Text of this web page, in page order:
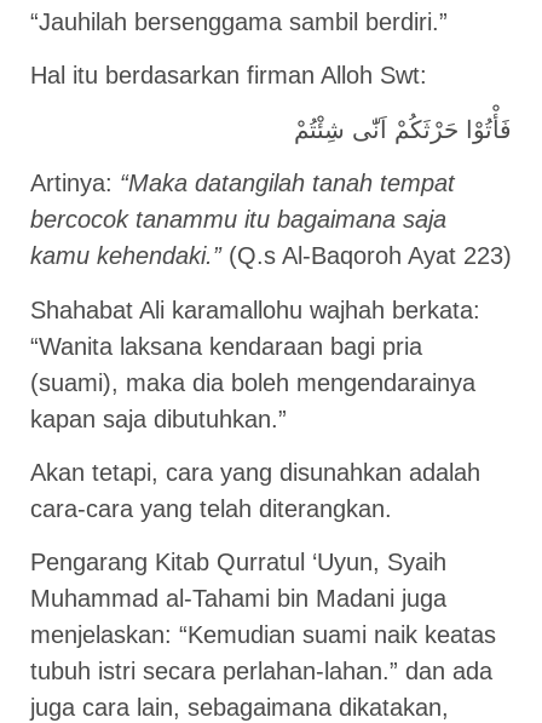
“Jauhilah bersenggama sambil berdiri.”
Hal itu berdasarkan firman Alloh Swt:
فَأْتُوْا حَرْثَكُمْ اَنّٰى شِئْتُمْ
Artinya: “Maka datangilah tanah tempat
bercocok tanammu itu bagaimana saja
kamu kehendaki.”(Q.s Al-Baqoroh Ayat 223)
Shahabat Ali karamallohu wajhah berkata:
“Wanita laksana kendaraan bagi pria
(suami), maka dia boleh mengendarainya
kapan saja dibutuhkan.”
Akan tetapi, cara yang disunahkan adalah
cara-cara yang telah diterangkan.
Pengarang Kitab Qurratul ‘Uyun, Syaih
Muhammad al-Tahami bin Madani juga
menjelaskan: “Kemudian suami naik keatas
tubuh istri secara perlahan-lahan.” dan ada
juga cara lain, sebagaimana dikatakan,